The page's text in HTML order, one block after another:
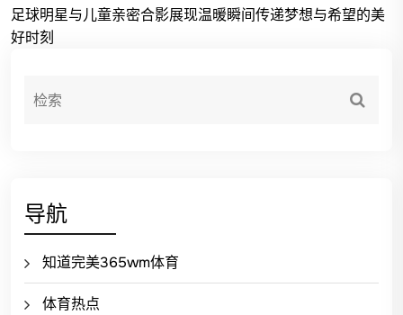
足球明星与儿童亲密合影展现温暖瞬间传递梦想与希望的美
好时刻
导航
知道完美365wm体育
体育热点